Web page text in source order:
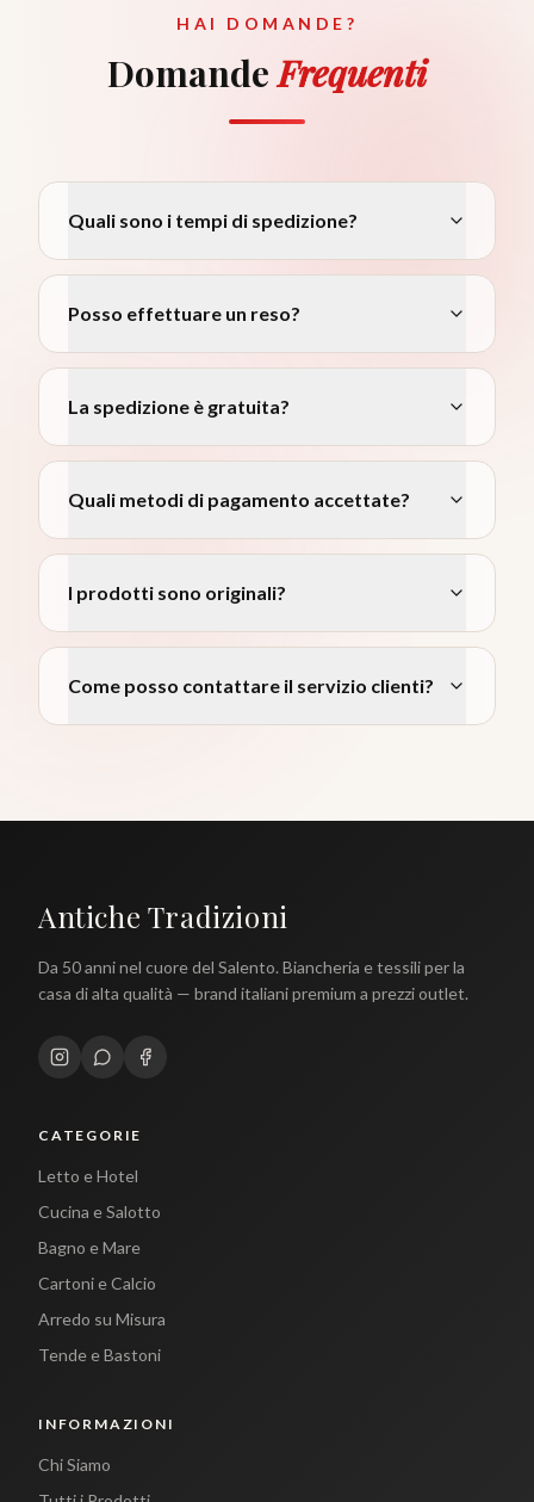
HAI DOMANDE?
DomandeFrequenti
Quali sono i tempi di spedizione?
Posso effettuare un reso?
La spedizione è gratuita?
Quali metodi di pagamento accettate?
I prodotti sono originali?
Come posso contattare il servizio clienti?
Antiche Tradizioni
Da 50 anni nel cuore del Salento. Biancheria e tessili per la
casa di alta qualità — brand italiani premium a prezzi outlet.
CATEGORIE
Letto e Hotel
Cucina e Salotto
Bagno e Mare
Cartoni e Calcio
Arredo su Misura
Tende e Bastoni
INFORMAZIONI
Chi Siamo